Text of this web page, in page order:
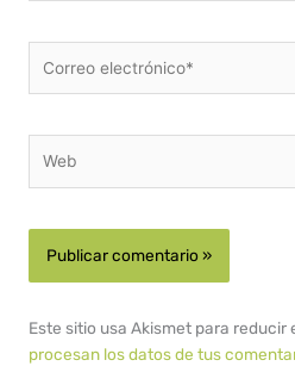
electrónico*
Este sitio usa Akismet para reducir
procesan los datos de tus